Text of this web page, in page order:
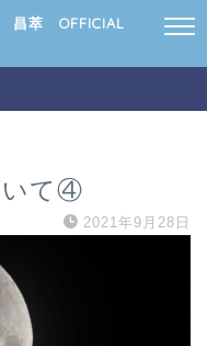
昌萃 OFFICIAL
いて④
2021年9月28日